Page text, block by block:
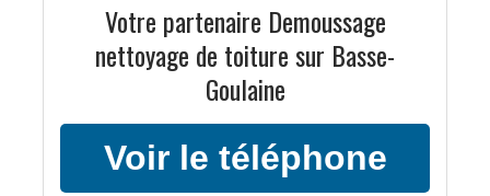
Votre partenaire Demoussage
nettoyage de toiture sur Basse-
Goulaine